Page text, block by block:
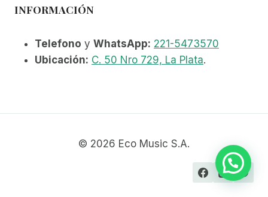
INFORMACIÓN
Telefono y WhatsApp: 221-5473570
Ubicación: C. 50 Nro 729, La Plata.
© 2026 Eco Music S.A.